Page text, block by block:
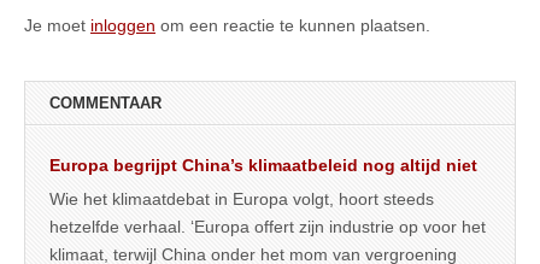
Je moet inloggen om een reactie te kunnen plaatsen.
COMMENTAAR
Europa begrijpt China’s klimaatbeleid nog altijd niet
Wie het klimaatdebat in Europa volgt, hoort steeds
hetzelfde verhaal. ‘Europa offert zijn industrie op voor het
klimaat, terwijl China onder het mom van vergroening